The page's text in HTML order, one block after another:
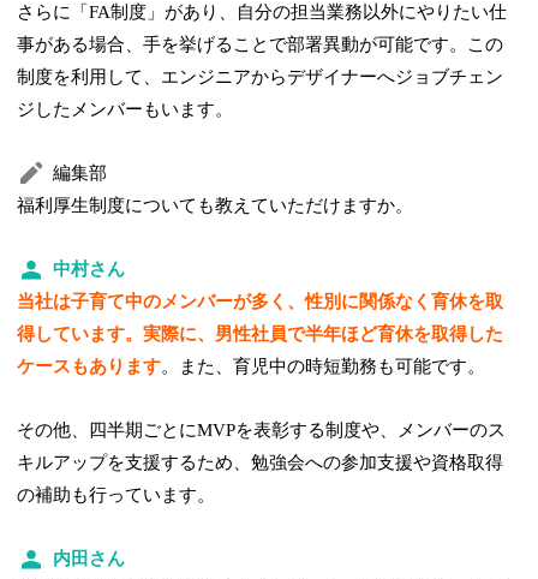
さらに「FA制度」があり、自分の担当業務以外にやりたい仕
事がある場合、手を挙げることで部署異動が可能です。この
制度を利用して、エンジニアからデザイナーへジョブチェン
ジしたメンバーもいます。
編集部
福利厚生制度についても教えていただけますか。
中村さん
当社は子育て中のメンバーが多く、性別に関係なく育休を取
得しています。実際に、男性社員で半年ほど育休を取得した
ケースもあります。また、育児中の時短勤務も可能です。
その他、四半期ごとにMVPを表彰する制度や、メンバーのス
キルアップを支援するため、勉強会への参加支援や資格取得
の補助も行っています。
内田さん